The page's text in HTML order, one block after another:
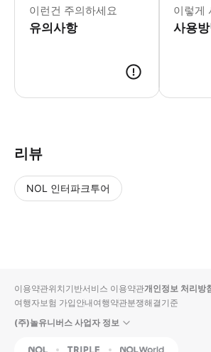
이런건 주의하세요
유의사항
이렇게
사용방
리뷰
NOL 인터파크투어
입니
다.
순
상
이용약관위치기반서비스 이용약관개인정보 처리방
여행자보험 가입안내여행약관분쟁해결기준
(주)놀유니버스 사업자 정보